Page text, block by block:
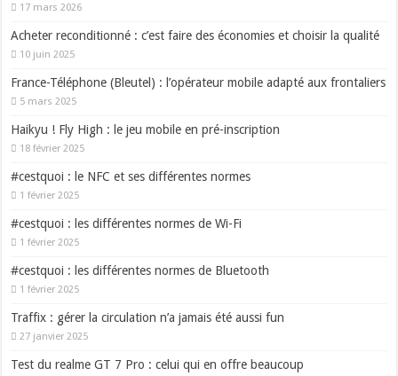
17 mars 2026
Acheter reconditionné : c’est faire des économies et choisir la qualité
10 juin 2025
France-Téléphone (Bleutel) : l’opérateur mobile adapté aux frontaliers
5 mars 2025
Haikyu ! Fly High : le jeu mobile en pré-inscription
18 février 2025
#cestquoi : le NFC et ses différentes normes
1 février 2025
#cestquoi : les différentes normes de Wi-Fi
1 février 2025
#cestquoi : les différentes normes de Bluetooth
1 février 2025
Traffix : gérer la circulation n’a jamais été aussi fun
27 janvier 2025
Test du realme GT 7 Pro : celui qui en offre beaucoup